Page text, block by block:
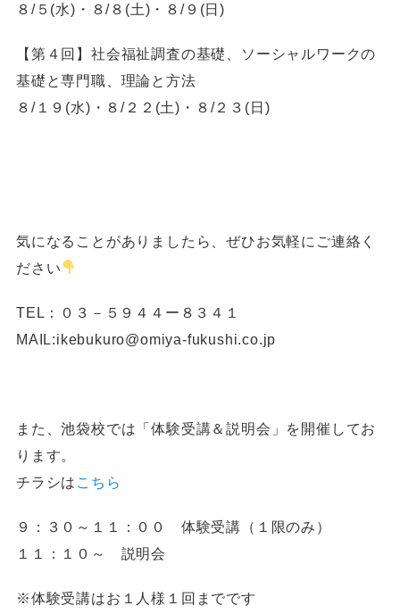
８/５(水)・８/８(土)・８/９(日)
【第４回】社会福祉調査の基礎、ソーシャルワークの
基礎と専門職、理論と方法
８/１９(水)・８/２２(土)・８/２３(日)
気になることがありましたら、ぜひお気軽にご連絡く
ださい
TEL：０３－５９４４ー８３４１
MAIL:ikebukuro@omiya-fukushi.co.jp
また、池袋校では「体験受講＆説明会」を開催してお
ります。
チラシは こちら
９：３０～１１：００ 体験受講（１限のみ）
１１：１０～ 説明会
※体験受講はお１人様１回までです